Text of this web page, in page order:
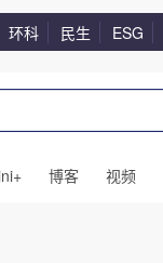
环科 民生 ESG
博客 视频